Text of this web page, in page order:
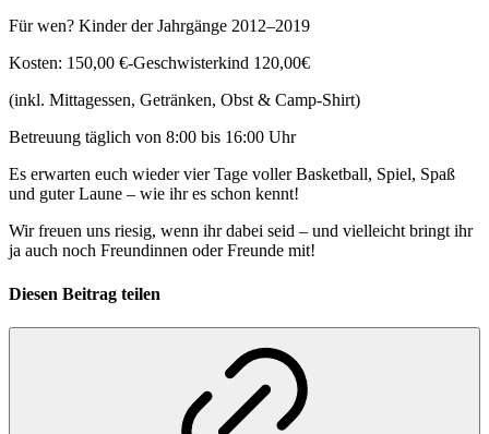
Für wen? Kinder der Jahrgänge 2012–2019
Kosten: 150,00 €-Geschwisterkind 120,00€
(inkl. Mittagessen, Getränken, Obst & Camp-Shirt)
Betreuung täglich von 8:00 bis 16:00 Uhr
Es erwarten euch wieder vier Tage voller Basketball, Spiel, Spaß
und guter Laune – wie ihr es schon kennt!
Wir freuen uns riesig, wenn ihr dabei seid – und vielleicht bringt ihr
ja auch noch Freundinnen oder Freunde mit!
Diesen Beitrag teilen